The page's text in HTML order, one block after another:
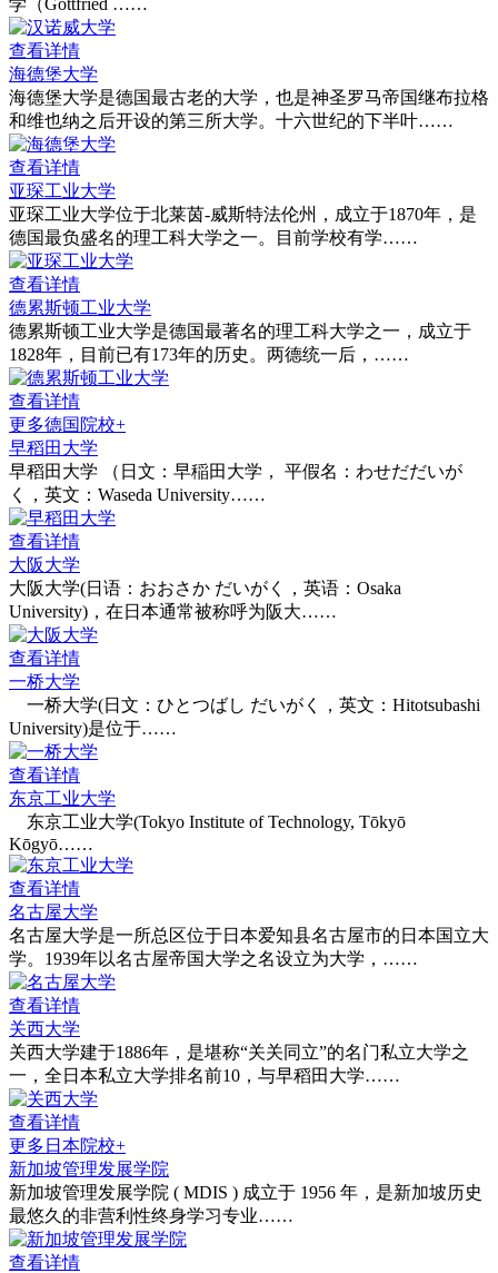
学（Gottfried ……
查看详情
海德堡大学
海德堡大学是德国最古老的大学，也是神圣罗马帝国继布拉格
和维也纳之后开设的第三所大学。十六世纪的下半叶……
查看详情
亚琛工业大学
亚琛工业大学位于北莱茵-威斯特法伦州，成立于1870年，是
德国最负盛名的理工科大学之一。目前学校有学……
查看详情
德累斯顿工业大学
德累斯顿工业大学是德国最著名的理工科大学之一，成立于
1828年，目前已有173年的历史。两德统一后，……
查看详情
更多德国院校+
早稻田大学
早稻田大学 （日文：早稲田大学， 平假名：わせだだいが
く，英文：Waseda University……
查看详情
大阪大学
大阪大学(日语：おおさか だいがく，英语：Osaka
University)，在日本通常被称呼为阪大……
查看详情
一桥大学
一桥大学(日文：ひとつばし だいがく，英文：Hitotsubashi
University)是位于……
查看详情
东京工业大学
东京工业大学(Tokyo Institute of Technology, Tōkyō
Kōgyō……
查看详情
名古屋大学
名古屋大学是一所总区位于日本爱知县名古屋市的日本国立大
学。1939年以名古屋帝国大学之名设立为大学，……
查看详情
关西大学
关西大学建于1886年，是堪称“关关同立”的名门私立大学之
一，全日本私立大学排名前10，与早稻田大学……
查看详情
更多日本院校+
新加坡管理发展学院
新加坡管理发展学院 ( MDIS ) 成立于 1956 年，是新加坡历史
最悠久的非营利性终身学习专业……
查看详情